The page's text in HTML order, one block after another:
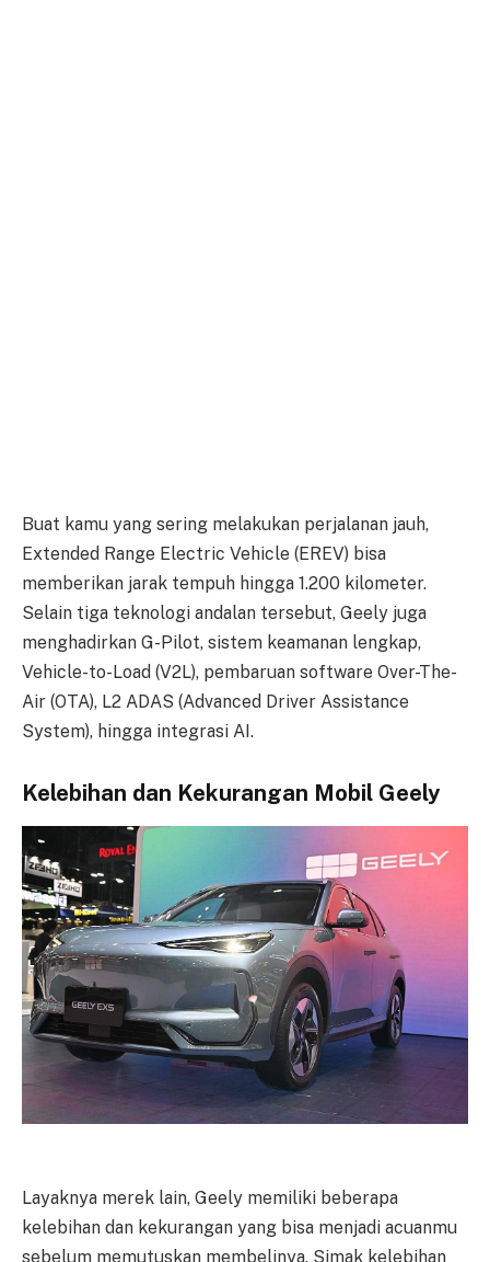
Buat kamu yang sering melakukan perjalanan jauh,
Extended Range Electric Vehicle (EREV) bisa
memberikan jarak tempuh hingga 1.200 kilometer.
Selain tiga teknologi andalan tersebut, Geely juga
menghadirkan G-Pilot, sistem keamanan lengkap,
Vehicle-to-Load (V2L), pembaruan software Over-The-
Air (OTA), L2 ADAS (Advanced Driver Assistance
System), hingga integrasi AI.
Kelebihan dan Kekurangan Mobil Geely
Layaknya merek lain, Geely memiliki beberapa
kelebihan dan kekurangan yang bisa menjadi acuanmu
sebelum memutuskan membelinya. Simak kelebihan